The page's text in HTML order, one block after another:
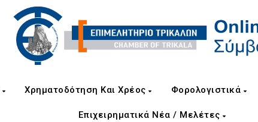
Χρηματοδότηση Και Χρέος Φορολογιστικά
Επιχειρηματικά Νέα / Μελέτες